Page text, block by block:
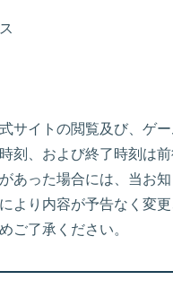
サイトの閲覧及び、ゲ
刻、および終了時刻は
あった場合には、当お
より内容が予告なく変
ご了承ください。